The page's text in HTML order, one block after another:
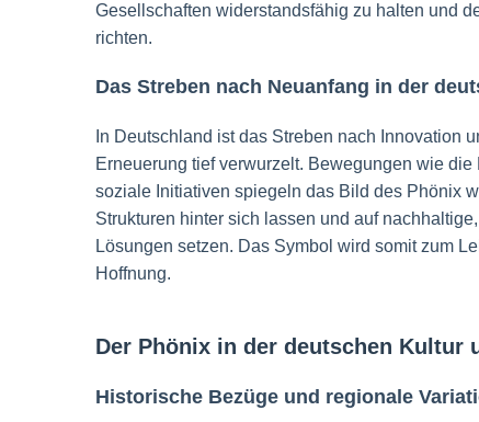
Gesellschaften widerstandsfähig zu halten und
richten.
Das Streben nach Neuanfang in der
In Deutschland ist das Streben nach Innovation
Erneuerung tief verwurzelt. Bewegungen wie
soziale Initiativen spiegeln das Bild des Phönix
Strukturen hinter sich lassen und auf
Lösungen setzen. Das Symbol wird somit zum
Hoffnung.
Der Phönix in der deutschen Kultur
Historische Bezüge und regionale